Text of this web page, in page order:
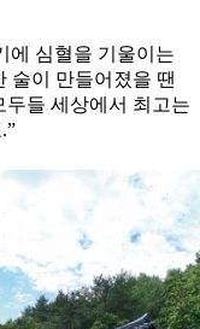
에 심혈을 기울이는
술이 만들어졌을 땐
들 세상에서 최고는